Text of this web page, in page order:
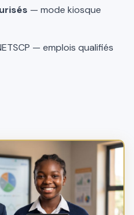
— mode kiosque
— emplois qualifiés